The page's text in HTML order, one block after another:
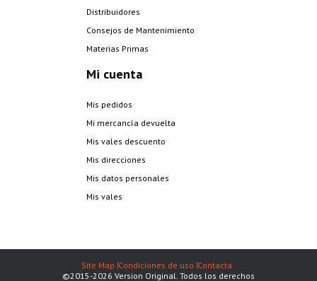
Distribuidores
Consejos de Mantenimiento
Materias Primas
Mi cuenta
Mis pedidos
Mi mercancía devuelta
Mis vales descuento
Mis direcciones
Mis datos personales
Mis vales
Site Map Condiciones de uso Contacta
©2015-2026 Version Original. Todos los derechos